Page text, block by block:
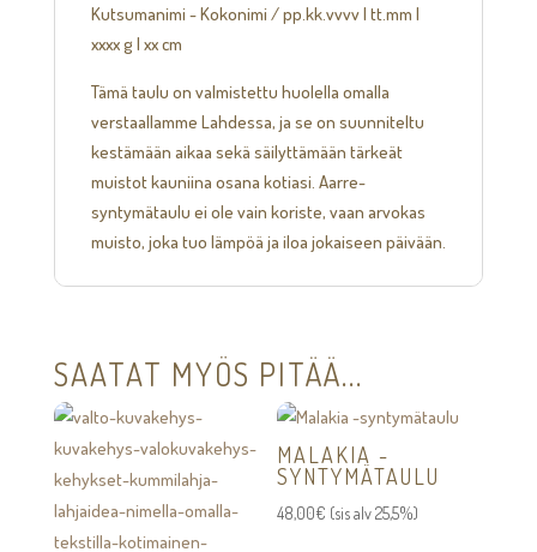
Kutsumanimi - Kokonimi / pp.kk.vvvv | tt.mm |
xxxx g | xx cm
Tämä taulu on valmistettu huolella omalla
verstaallamme Lahdessa, ja se on suunniteltu
kestämään aikaa sekä säilyttämään tärkeät
muistot kauniina osana kotiasi. Aarre-
syntymätaulu ei ole vain koriste, vaan arvokas
muisto, joka tuo lämpöä ja iloa jokaiseen päivään.
SAATAT MYÖS PITÄÄ...
MALAKIA -
SYNTYMÄTAULU
48,00€ (sis alv 25,5%)